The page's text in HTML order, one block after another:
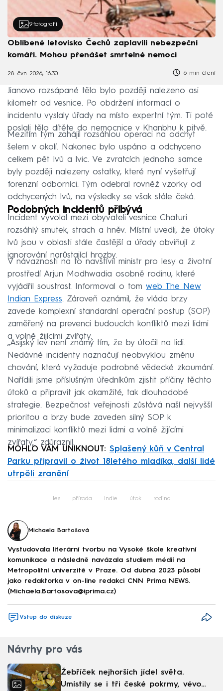
9 fotografií
Oblíbené letovisko Čechů zaplavili nebezpeční
komáři. Mohou přenášet smrtelné nemoci
28. čvn 2026, 16:30 6 min čtení
Jianovo rozsápané tělo bylo později nalezeno asi
kilometr od vesnice. Po obdržení informací o
incidentu vyslaly úřady na místo expertní tým. Ti poté
poslali tělo dítěte do nemocnice v Khanbhu k pitvě.
Mezitím tým zahájil rozsáhlou operaci na odchyt
šelem v okolí. Nakonec bylo uspáno a odchyceno
celkem pět lvů a lvic. Ve zvratcích jednoho samce
byly později nalezeny ostatky, které nyní vyšetřují
forenzní odborníci. Tým odebral rovněž vzorky od
odchycených lvů, na výsledky se však stále čeká.
Podobných incidentů přibývá
Incident vyvolal mezi obyvateli vesnice Chaturi
rozsáhlý smutek, strach a hněv. Místní uvedli, že útoky
lvů jsou v oblasti stále častější a úřady obviňují z
ignorování narůstající hrozby.
V návaznosti na to navštívil ministr pro lesy a životní
prostředí Arjun Modhwadia osobně rodinu, které
vyjádřil soustrast. Informoval o tom web The New
Indian Express. Zároveň oznámil, že vláda brzy
zavede komplexní standardní operační postup (SOP)
zaměřený na prevenci budoucích konfliktů mezi lidmi
a volně žijícími zvířaty.
„Asijský lev není známý tím, že by útočil na lidi.
Nedávné incidenty naznačují neobvyklou změnu
chování, která vyžaduje podrobné vědecké zkoumání.
Nařídili jsme příslušným úředníkům zjistit příčiny těchto
útoků a připravit jak okamžité, tak dlouhodobé
strategie. Bezpečnost veřejnosti zůstává naší nejvyšší
prioritou a brzy bude zaveden silný SOP k
minimalizaci konfliktů mezi lidmi a volně žijícími
zvířaty,“ zdůraznil.
MOHLO VÁM UNIKNOUT: Splašený kůň v Central
Parku připravil o život 18letého mladíka, další lidé
utrpěli zranění
les příroda Indie útok rodina
Michaela Bartošová
Vystudovala literární tvorbu na Vysoké škole kreativní
komunikace a následně navázala studiem médií na
Metropolitní univerzitě v Praze. Od dubna 2023 působí
jako redaktorka v on-line redakci CNN Prima NEWS.
(Michaela.Bartosova@iprima.cz)
Vstup do diskuze
Návrhy pro vás
Žebříček nejhorších jídel světa.
Umístily se i tři české pokrmy, vévodí